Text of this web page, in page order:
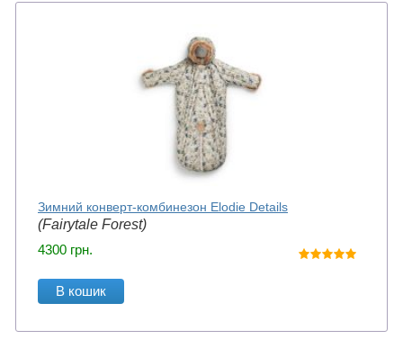
Зимний конверт-комбинезон Elodie Details
(Fairytale Forest)
4300 грн.
В кошик